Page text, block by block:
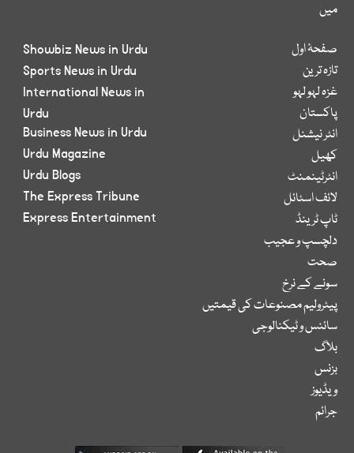
میں
صفحۂ اول
تازہ ترین
غزہ لہو لہو
پاکستان
انٹر نیشنل
کھیل
انٹرٹینمنٹ
لائف اسٹائل
ٹاپ ٹرینڈ
دلچسپ و عجیب
صحت
سونے کے نرخ
پیٹرولیم مصنوعات کی قیمتیں
سائنس و ٹیکنالوجی
بلاگ
بزنس
ویڈیوز
جرائم
Showbiz News in Urdu
Sports News in Urdu
International News in
Urdu
Business News in Urdu
Urdu Magazine
Urdu Blogs
The Express Tribune
Express Entertainment